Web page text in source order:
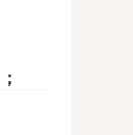
；